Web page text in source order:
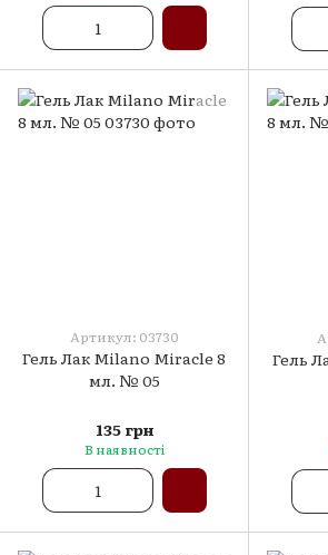
Артикул: 03730
Гель Лак Milano Miracle 8
мл. № 05
135 грн
В наявності
Гель